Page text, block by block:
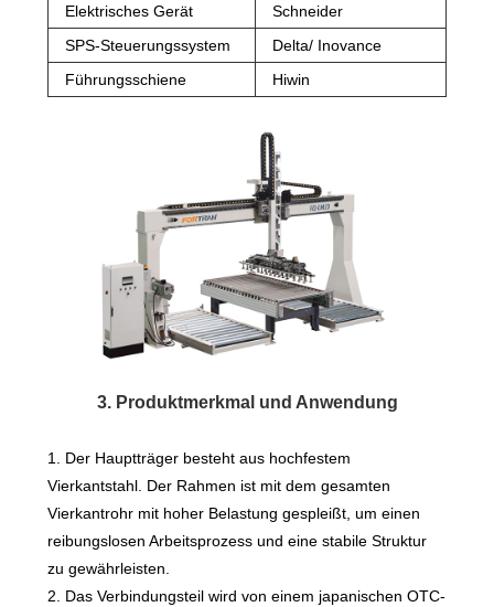
Elektrisches Gerät
Schneider
SPS-Steuerungssystem
Delta/ Inovance
Führungsschiene
Hiwin
3. Produktmerkmal und Anwendung
1. Der Hauptträger besteht aus hochfestem
Vierkantstahl. Der Rahmen ist mit dem gesamten
Vierkantrohr mit hoher Belastung gespleißt, um einen
reibungslosen Arbeitsprozess und eine stabile Struktur
zu gewährleisten.
2. Das Verbindungsteil wird von einem japanischen OTC-